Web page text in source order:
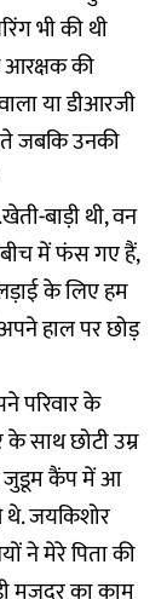
भी की थी
की
या डीआरजी
जबकि उनकी
बाड़ी थी, वन
में फंस गए हैं,
के लिए हम
हाल पर छोड़
परिवार के
साथ छोटी उम्र
जुडूम कैंप में आ
थे. जयकिशोर
ने मेरे पिता की